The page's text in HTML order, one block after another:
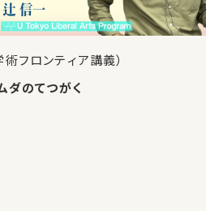
術フロンティア講義）
3回 ムダのてつがく